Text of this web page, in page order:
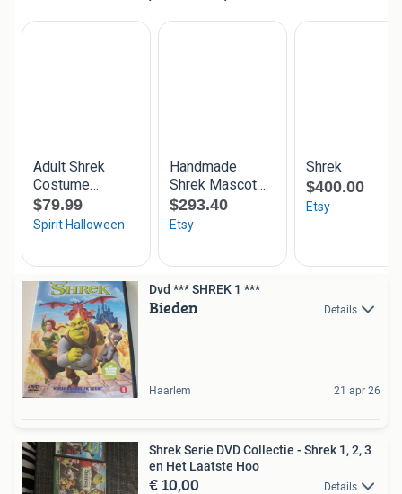
Dvd *** SHREK 1 ***
Bieden Details
Haarlem 21 apr 26
Shrek Serie DVD Collectie - Shrek 1, 2, 3
en Het Laatste Hoo
€ 10,00 Details